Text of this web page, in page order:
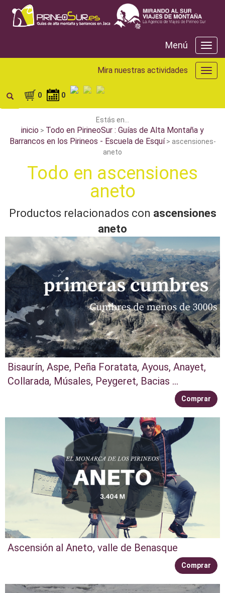
Menú
Menú
Mira
Mira nuestras actividades
0 0
Estás en...
inicio > Todo en PirineoSur : Guías de Alta Montaña y
Barrancos en los Pirineos - Escuela de Esquí> ascensiones-
aneto
Todo en ascensiones
aneto
Productos relacionados con ascensiones
aneto
Bisaurín, Aspe, Peña Foratata, Ayous, Anayet,
Collarada, Músales, Peygeret, Bacias ...
Comprar
Ascensión al Aneto, valle de Benasque
Comprar